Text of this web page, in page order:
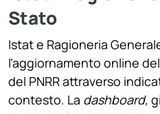
Stato
Istat e Ragioneria
l’aggiornamento online
del PNRR attraverso
contesto. La dashboard,